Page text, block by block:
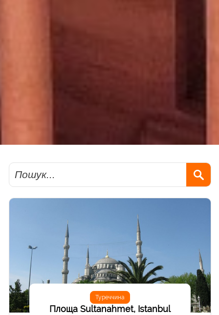
Пошук
Туреччина
Площа Sultanahmet, Istanbul